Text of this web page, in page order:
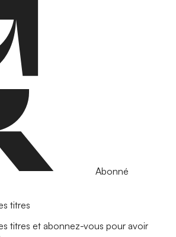
Abonné
titres
titres et abonnez-vous pour avoir